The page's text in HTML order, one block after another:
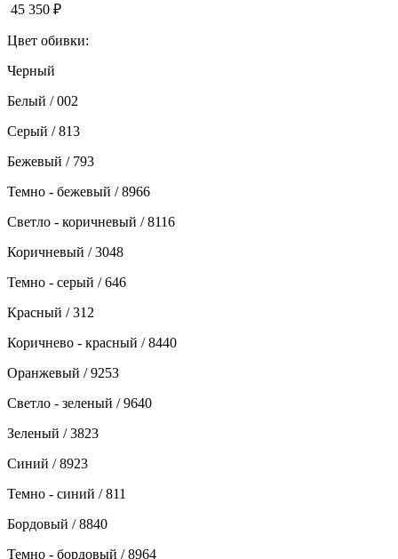
45 350 ₽
Цвет обивки:
Черный
Белый / 002
Серый / 813
Бежевый / 793
Темно - бежевый / 8966
Светло - коричневый / 8116
Коричневый / 3048
Темно - серый / 646
Красный / 312
Коричнево - красный / 8440
Оранжевый / 9253
Светло - зеленый / 9640
Зеленый / 3823
Синий / 8923
Темно - синий / 811
Бордовый / 8840
Темно - бордовый / 8964